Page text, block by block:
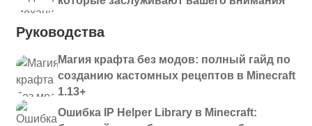
Руководства
Магия крафта без модов: полный гайд по
созданию кастомных рецептов в Minecraft
1.13+
Ошибка IP Helper Library в Minecraft: